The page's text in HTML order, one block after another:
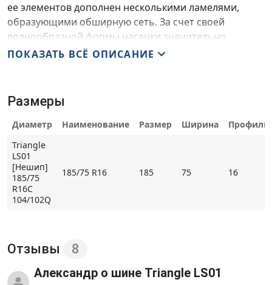
ее элементов дополнен несколькими ламелями,
образующими обширную сеть. За счет своей
волнообразной формы насечки значительно
повышают тягу на снегу, а также сокращают путь
отличается прочностью каркаса и стойкостью
компаунда к износу. Наличие специальных примесей
в резиновой смеси поддерживает эластичность при
низких температурах.
Основные особенности Triangle LS01 (Нешип)
- эксплуатация на микроавтобусах и легких
сеть обеспечивают надежность фиксации пятна
контакта с дорожным полотном;
- сформированные блоками ребра способствуют
ПОКАЗАТЬ ВСЁ ОПИСАНИЕ
Размеры
Диаметр Наименование Размер Ширина
Профиль
Triangle
LS01
[Нешип]
185/75
R16C
104/102Q
185/75 R16 185 75 16
Отзывы 8
Александр о шине Triangle LS01